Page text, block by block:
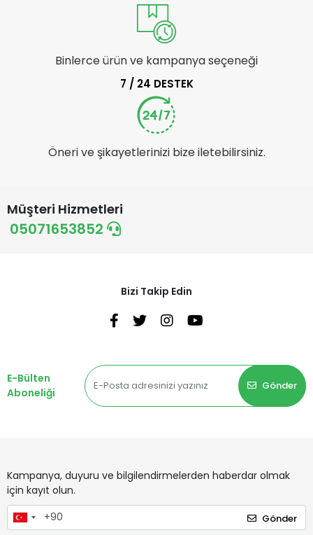
Binlerce ürün ve kampanya seçeneği
7 / 24 DESTEK
Öneri ve şikayetlerinizi bize iletebilirsiniz.
Müşteri Hizmetleri
05071653852
Bizi Takip Edin
E-Bülten
Aboneliği
Gönder
Kampanya, duyuru ve bilgilendirmelerden haberdar olmak
için kayıt olun.
Gönder